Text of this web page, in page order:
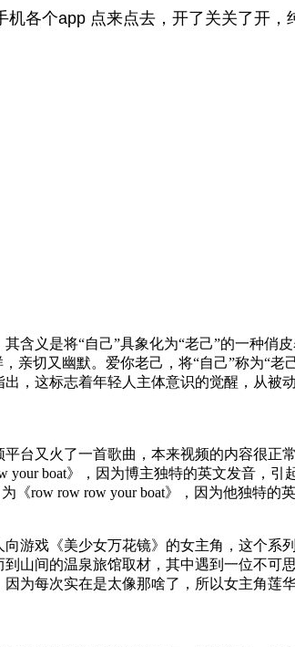
各个app 点来点去，开了关关了开，
含义是将“自己”具象化为“老己”的一种
亲切又幽默。爱你老己，将“自己”称为“
，这标志着年轻人主体意识的觉醒，从
台又火了一首歌曲，本来视频的内容很
your boat》，因为博主独特的英文发音，
《row row row your boat》，因为他独特
游戏《美少女万花镜》的女主角，这个
山间的温泉旅馆取材，其中遇到一位不
为每次实在是太像那啥了，所以女主角